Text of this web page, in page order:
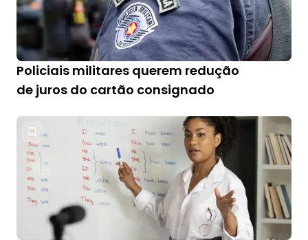
Policiais militares querem redução
de juros do cartão consignado